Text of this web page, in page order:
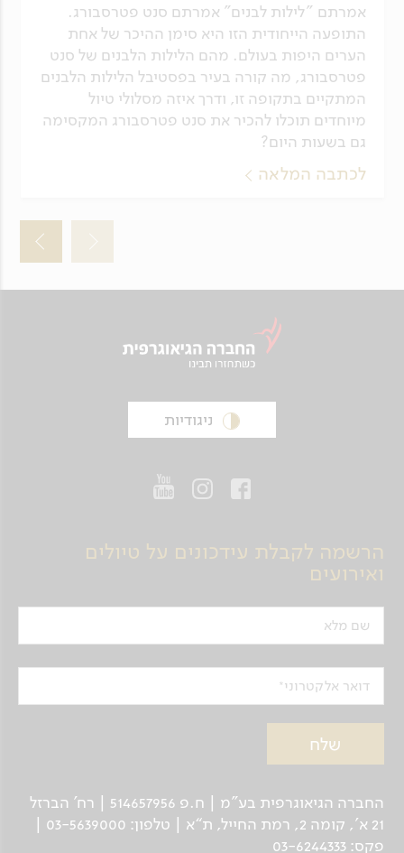
אמרתם "לילות לבנים" אמרתם סנט פטרסבורג.
התופעה הייחודית הזו היא סימן ההיכר של אחת
הערים היפות בעולם. מהם הלילות הלבנים של סנט
פטרסבורג, מה קורה בעיר בפסטיבל הלילות הלבנים
המתקיים בתקופה זו, ודרך איזה מסלולי טיול
מיוחדים תוכלו להכיר את סנט פטרסבורג המקסימה
גם בשעות היום?
לכתבה המלאה
ניגודיות
הרשמה לקבלת עידכונים על טיולים
ואירועים
שם מלא
דואר אלקטרוני
החברה הגיאוגרפית בע"מ | ח.פ 514657956 | רח’ הברזל
21 א', קומה 2, רמת החייל, ת“א | טלפון: 03-5639000 |
פקס: 03-6244333